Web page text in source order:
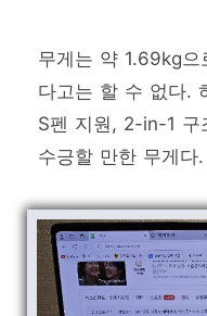
무게는 약 1.69kg으
다고는 할 수 없다.
S펜 지원, 2-in-1 구
수긍할 만한 무게다.